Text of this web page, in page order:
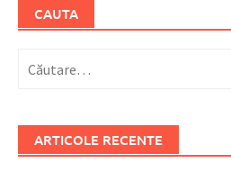
CAUTA
după:
ARTICOLE RECENTE